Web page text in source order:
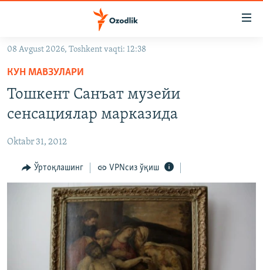
Асосий
навигацияга
ўтинг
Қидиришга
На русском
ИЖТИМОИЙ ТАРМОҚЛАР
Озодлик бошқа тилларда
08 Avgust 2026, Toshkent vaqti: 12:38
КУН МАВЗУЛАРИ
Тошкент Санъат музейи
сенсациялар марказида
Oktabr 31, 2012
Ўртоқлашинг VPNсиз ўқиш